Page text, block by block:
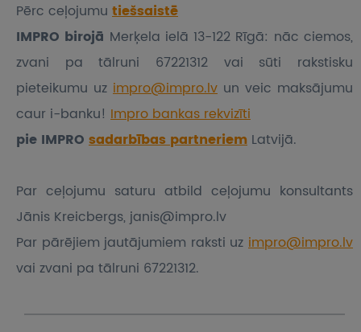
Pērc ceļojumu tiešsaistē
IMPRO birojā Merķela ielā 13-122 Rīgā: nāc ciemos,
zvani pa tālruni 67221312 vai sūti rakstisku
pieteikumu uz impro@impro.lv un veic maksājumu
caur i-banku! Impro bankas rekvizīti
pie IMPRO sadarbības partneriem Latvijā.
Par ceļojumu saturu atbild ceļojumu konsultants
Jānis Kreicbergs, janis@impro.lv
Par pārējiem jautājumiem raksti uz impro@impro.lv
vai zvani pa tālruni 67221312.